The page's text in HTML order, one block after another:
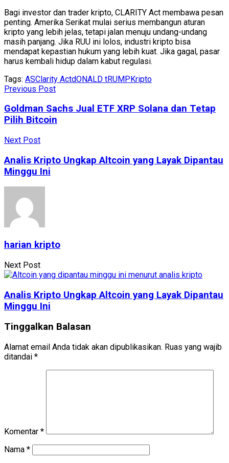
Bagi investor dan trader kripto, CLARITY Act membawa pesan
penting. Amerika Serikat mulai serius membangun aturan
kripto yang lebih jelas, tetapi jalan menuju undang-undang
masih panjang. Jika RUU ini lolos, industri kripto bisa
mendapat kepastian hukum yang lebih kuat. Jika gagal, pasar
harus kembali hidup dalam kabut regulasi.
Tags: ASClarity ActdONALD tRUMPKripto
Previous Post
Goldman Sachs Jual ETF XRP Solana dan Tetap
Pilih Bitcoin
Next Post
Analis Kripto Ungkap Altcoin yang Layak Dipantau
Minggu Ini
harian kripto
Next Post
Analis Kripto Ungkap Altcoin yang Layak Dipantau
Minggu Ini
Tinggalkan Balasan
Alamat email Anda tidak akan dipublikasikan. Ruas yang wajib
ditandai *
Komentar *
Nama *